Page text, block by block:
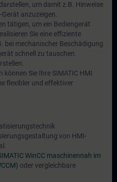
um damit z.B. Hinweise
anzuzeigen.
tätigen, um ein Bediengerät
Sie eine effiziente
bei mechanischer Beschädigung
schnell zu tauschen.
können Sie Ihre SIMATIC HMI
flexibler und effektiver
von HMI-
WinCC maschinennah im
oder vergleichbare